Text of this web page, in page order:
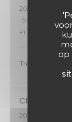
op
2026-07-07
-
Service
Prijs
Très bon
Christian
2026-06-21
-